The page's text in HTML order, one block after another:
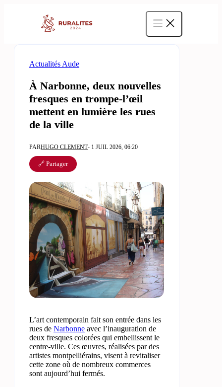
Actualités Aude
À Narbonne, deux nouvelles
fresques en trompe-l’œil
mettent en lumière les rues
de la ville
PARHUGO CLEMENT- 1 JUIL 2026, 06:20
🔗 Partager
L’art contemporain fait son entrée dans les
rues de Narbonne avec l’inauguration de
deux fresques colorées qui embellissent le
centre-ville. Ces œuvres, réalisées par des
artistes montpelliérains, visent à revitaliser
cette zone où de nombreux commerces
sont aujourd’hui fermés.